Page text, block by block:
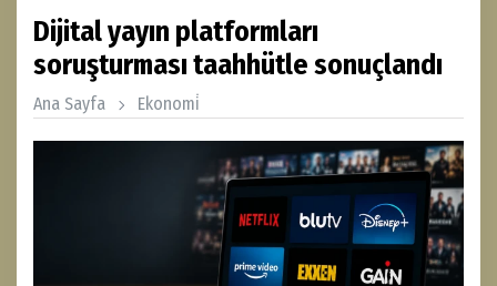
Dijital yayın platformları
soruşturması taahhütle sonuçlandı
Ana Sayfa Ekonomi̇